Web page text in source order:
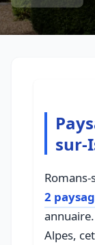
sur-
2
Alpes,